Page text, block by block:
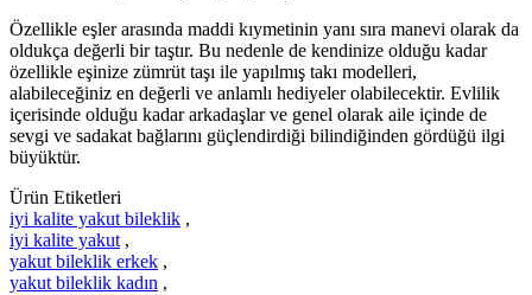
Özellikle eşler arasında maddi kıymetinin yanı sıra manevi olarak da
oldukça değerli bir taştır. Bu nedenle de kendinize olduğu kadar
özellikle eşinize zümrüt taşı ile yapılmış takı modelleri,
alabileceğiniz en değerli ve anlamlı hediyeler olabilecektir. Evlilik
içerisinde olduğu kadar arkadaşlar ve genel olarak aile içinde de
sevgi ve sadakat bağlarını güçlendirdiği bilindiğinden gördüğü ilgi
büyüktür.
Ürün Etiketleri
iyi kalite yakut bileklik ,
iyi kalite yakut ,
yakut bileklik erkek ,
yakut bileklik kadın ,